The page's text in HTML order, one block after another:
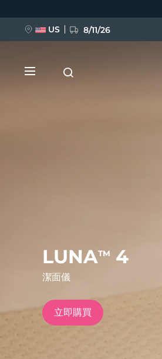
LUNATM 4
潔面儀
立即購買
US 8/11/26
issa™ Teeth Whitening Set